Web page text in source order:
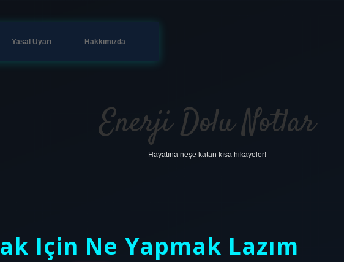
Yasal Uyarı Hakkımızda
Enerji Dolu Notlar
Hayatına neşe katan kısa hikayeler!
Için Ne Yapmak Lazım